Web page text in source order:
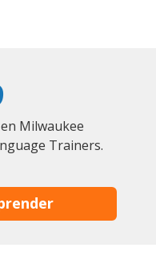
Milwaukee
Trainers.